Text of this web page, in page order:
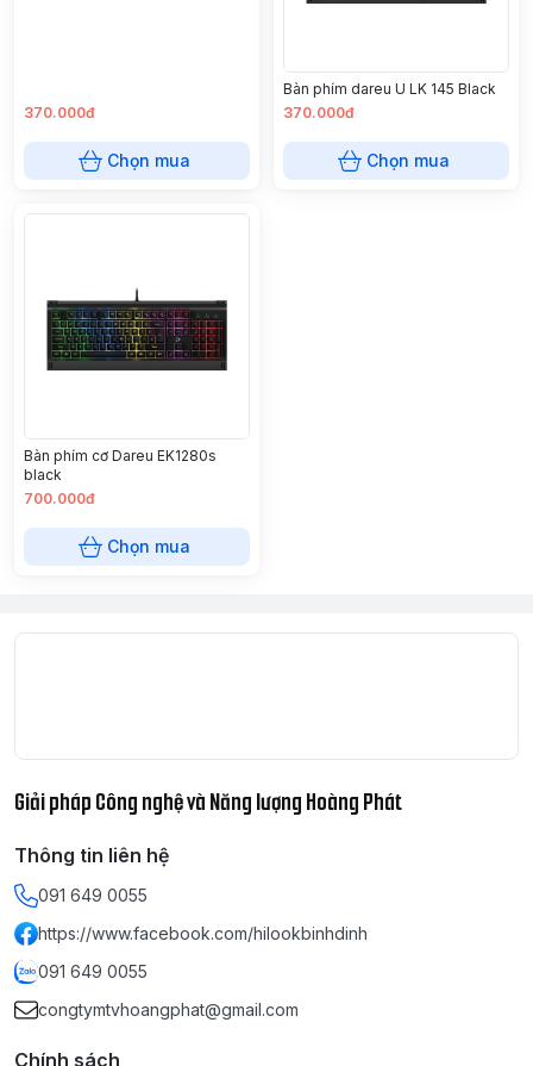
370.000đ
Chọn mua
Bàn phím dareu U LK 145 Black
370.000đ
Chọn mua
Bàn phím cơ Dareu EK1280s
black
700.000đ
Chọn mua
Giải pháp Công nghệ và Năng lượng Hoàng Phát
Thông tin liên hệ
091 649 0055
https://www.facebook.com/hilookbinhdinh
091 649 0055
congtymtvhoangphat@gmail.com
Chính sách